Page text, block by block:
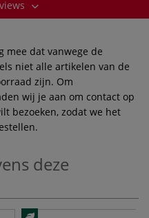
mee dat vanwege de
niet alle artikelen van de
zijn. Om
wij je aan om contact op
bezoeken, zodat we het
deze